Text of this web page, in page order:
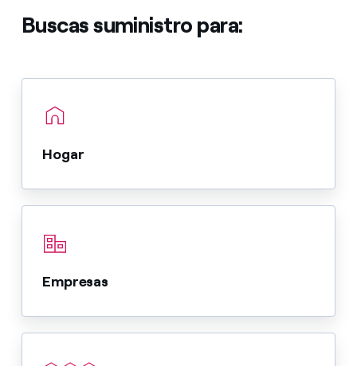
Buscas suministro para:
Hogar
Empresas